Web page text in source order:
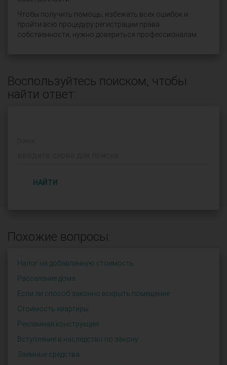
Чтобы получить помощь, избежать всех ошибок и
пройти всю процедуру регистрации права
собственности, нужно довериться профессионалам.
Воспользуйтесь поиском, чтобы
найти ответ:
НАЙТИ
Похожие вопросы:
Налог на добавленную стоимость
Расселение дома
Если ли способ законно вскрыть помещение
Стоимость квартиры
Рекламная конструкция
Вступление в наследство по закону
Заёмные средства